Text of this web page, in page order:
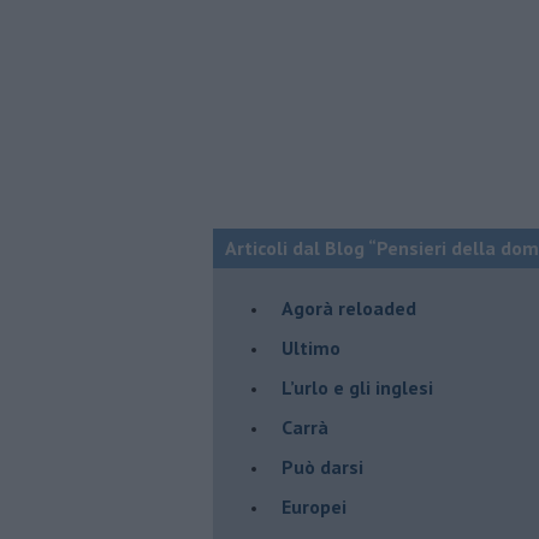
Articoli dal Blog “Pensieri della
​Agorà reloaded
Ultimo
​L’urlo e gli inglesi
Carrà
Può darsi
Europei